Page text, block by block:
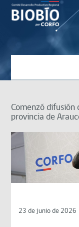
Comenzó difusión
provincia de
23 de junio de 2026